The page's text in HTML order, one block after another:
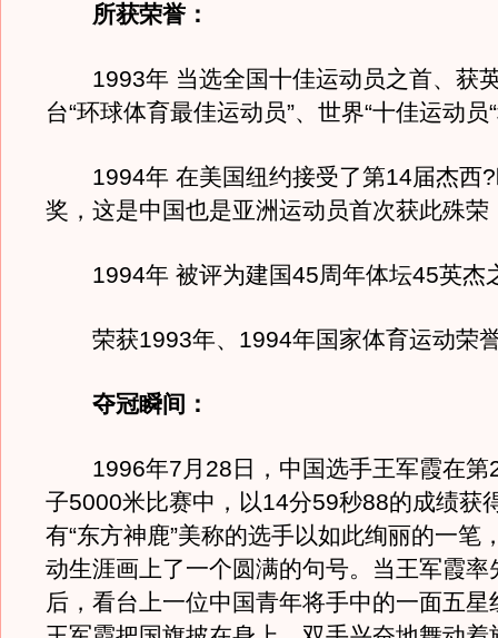
所获荣誉：
1993年 当选全国十佳运动员之首、获
台“环球体育最佳运动员”、世界“十佳运动员
1994年 在美国纽约接受了第14届杰西?
奖，这是中国也是亚洲运动员首次获此殊荣
1994年 被评为建国45周年体坛45英杰
荣获1993年、1994年国家体育运动荣
夺冠瞬间：
1996年7月28日，中国选手王军霞在第
子5000米比赛中，以14分59秒88的成绩获
有“东方神鹿”美称的选手以如此绚丽的一笔
动生涯画上了一个圆满的句号。当王军霞率
后，看台上一位中国青年将手中的一面五星